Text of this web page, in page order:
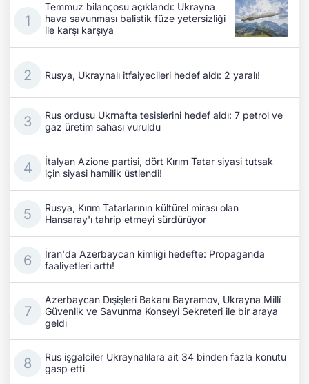
Temmuz bilançosu açıklandı: Ukrayna
hava savunması balistik füze yetersizliği
ile karşı karşıya
Rusya, Ukraynalı itfaiyecileri hedef aldı: 2 yaralı!
Rus ordusu Ukrnafta tesislerini hedef aldı: 7 petrol ve
gaz üretim sahası vuruldu
İtalyan Azione partisi, dört Kırım Tatar siyasi tutsak
için siyasi hamilik üstlendi!
Rusya, Kırım Tatarlarının kültürel mirası olan
Hansaray'ı tahrip etmeyi sürdürüyor
İran'da Azerbaycan kimliği hedefte: Propaganda
faaliyetleri arttı!
Azerbaycan Dışişleri Bakanı Bayramov, Ukrayna Millî
Güvenlik ve Savunma Konseyi Sekreteri ile bir araya
geldi
Rus işgalciler Ukraynalılara ait 34 binden fazla konutu
gasp etti